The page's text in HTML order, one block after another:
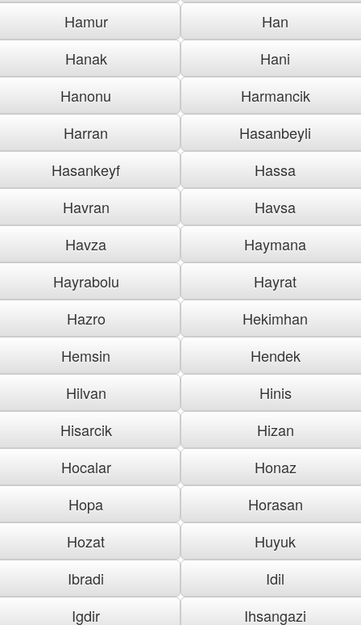
Hamur
Han
Hanak
Hani
Hanonu
Harmancik
Harran
Hasanbeyli
Hasankeyf
Hassa
Havran
Havsa
Havza
Haymana
Hayrabolu
Hayrat
Hazro
Hekimhan
Hemsin
Hendek
Hilvan
Hinis
Hisarcik
Hizan
Hocalar
Honaz
Hopa
Horasan
Hozat
Huyuk
Ibradi
Idil
Igdir
Ihsangazi